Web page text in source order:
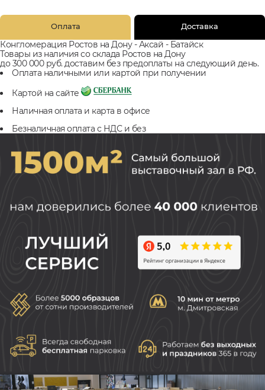
Оплата Доставка
Конгломерация Ростов на Дону - Аксай - Батайск
Товары из наличия со склада Ростов на Дону
до 300 000 руб. доставим без предоплаты на следующий день.
Оплата наличными или картой при получении
Картой на сайте
Наличная оплата и карта в офисе
Безналичная оплата с НДС и без